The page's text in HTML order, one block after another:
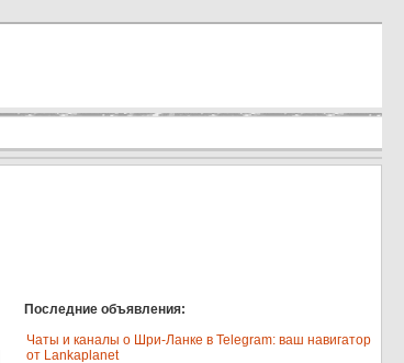
Последние объявления:
Чаты и каналы о Шри-Ланке в Telegram: ваш навигатор
от Lankaplanet